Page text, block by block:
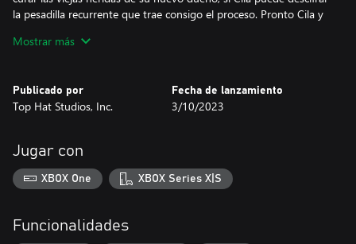
la pesadilla recurrente que trae consigo el proceso. Pronto Cila y
de la existencia de Mara y muestra un misterioso interés en el
androide. Una guerra como nunca antes se está gestando en el
silenciosamente y el destino de un androide puede marcar la
diferencia entre la paz, la guerra, el florecimiento de una nueva
religión o una singularidad tecnológica más allá de la
comprensión.
----
Mostrar más
Publicado por
Top Hat Studios, Inc.
Fecha de lanzamiento
3/10/2023
Jugar con
XBOX One XBOX Series X|S
Funcionalidades